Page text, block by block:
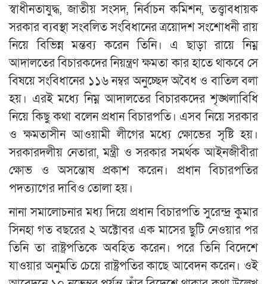
স্বাধীনতাযুদ্ধ, জাতীয় সংসদ, নির্বাচন কমিশন, তত্ত্বাবধায়ক
সরকার ব্যবস্থা সংবলিত সংবিধানের ত্রয়োদশ সংশোধনী রায়
নিয়ে বিভিন্ন মন্তব্য করেন তিনি। এ ছাড়া রায়ে নিম্ন
আদালতের বিচারকদের নিয়ন্ত্রণ ক্ষমতা কার হাতে থাকবে সে
বিষয়ে সংবিধানের ১১৬ নম্বর অনুচ্ছেদ অবৈধ ও বাতিল বলা
হয়। এরই মধ্যে নিম্ন আদালতের বিচারকদের শৃঙ্খলাবিধি
নিয়ে কিছু কথা বলেন প্রধান বিচারপতি। এসব নিয়ে সরকার
ও ক্ষমতাসীন আওয়ামী লীগের মধ্যে ক্ষোভের সৃষ্টি হয়।
সরকারদলীয় নেতারা, মন্ত্রী ও সরকার সমর্থক আইনজীবীরা
ক্ষোভ ও অসন্তোষ প্রকাশ করেন। প্রধান বিচারপতির
পদত্যাগের দাবিও তোলা হয়।
নানা সমালোচনার মধ্য দিয়ে প্রধান বিচারপতি সুরেন্দ্র কুমার
সিনহা গত বছরের ২ অক্টোবর এক মাসের ছুটি নেওয়ার পর
তিনি তা রাষ্ট্রপতিকে অবহিত করেন। পরে তিনি বিদেশে
যাওয়ার অনুমতি চেয়ে রাষ্ট্রপতির কাছে আবেদন করেন। ওই